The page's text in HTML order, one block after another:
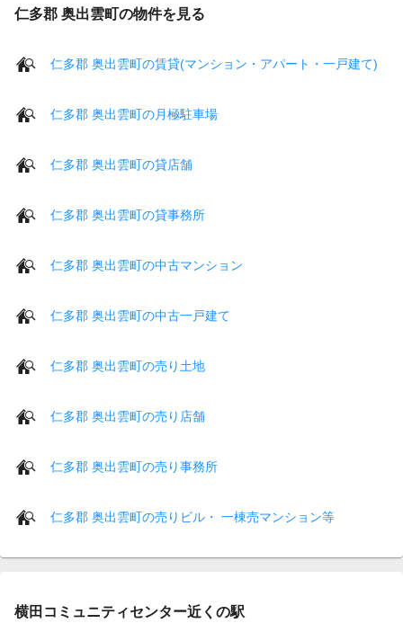
仁多郡 奥出雲町の物件を見る
仁多郡 奥出雲町の賃貸(マンション・アパート・一戸建て)
仁多郡 奥出雲町の月極駐車場
仁多郡 奥出雲町の貸店舗
仁多郡 奥出雲町の貸事務所
仁多郡 奥出雲町の中古マンション
仁多郡 奥出雲町の中古一戸建て
仁多郡 奥出雲町の売り土地
仁多郡 奥出雲町の売り店舗
仁多郡 奥出雲町の売り事務所
仁多郡 奥出雲町の売りビル・ 一棟売マンション等
横田コミュニティセンター近くの駅